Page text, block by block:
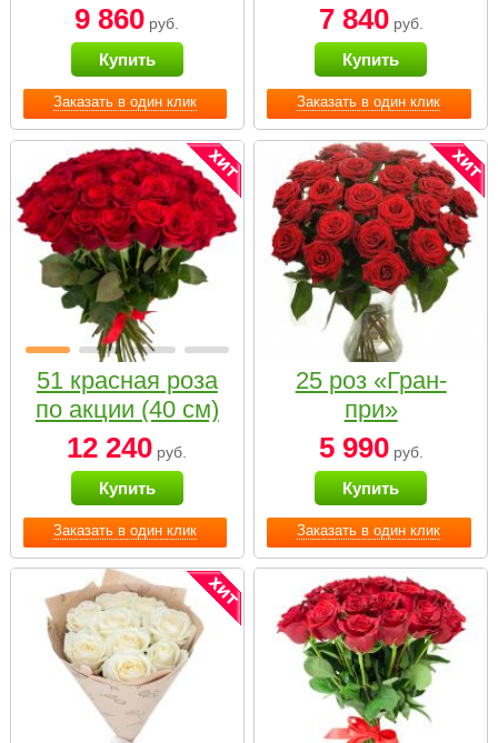
Заказать в один клик
9 860 руб.
Купить
Заказать в один клик
7 840руб.
Купить
Заказать в один клик
51 красная роза
по акции (40 см)
12 240 руб.
Купить
Заказать в один клик
25 роз «Гран-
при»
5 990руб.
Купить